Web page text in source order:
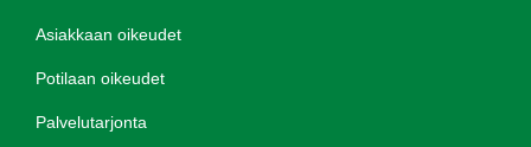
Asiakkaan oikeudet
Potilaan oikeudet
Palvelutarjonta